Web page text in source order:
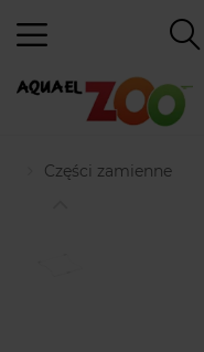
Części zamienne